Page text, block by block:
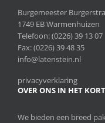
Burgemeester
1749 EB Warmenhuizen
Telefoon:(0226) 39 13 07
Fax: (0226) 39 48 35
info@latenstein.nl
privacyverklaring
OVER ONS IN HET KORT
We bieden een breed